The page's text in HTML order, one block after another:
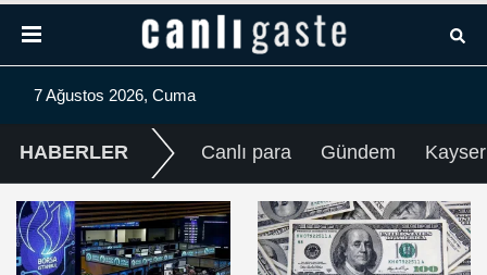
7 Ağustos 2026, Cuma
HABERLER Canlı para Gündem